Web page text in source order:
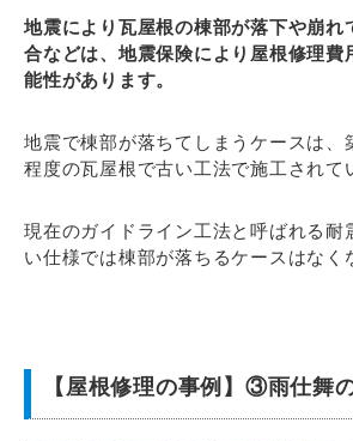
地震により瓦屋根の棟部が落下や崩れ
合などは、地震保険により屋根修理費
能性があります。
地震で棟部が落ちてしまうケースは、
程度の瓦屋根で古い工法で施工されて
現在のガイドライン工法と呼ばれる耐
い仕様では棟部が落ちるケースはなく
【屋根修理の事例】③雨仕舞